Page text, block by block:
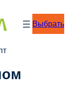
Выбрать